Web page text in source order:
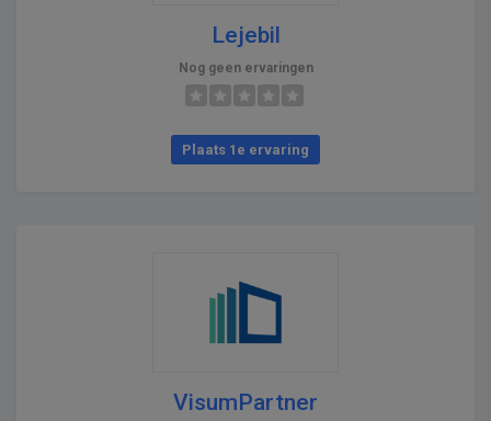
Lejebil
Nog geen ervaringen
Plaats 1e ervaring
VisumPartner